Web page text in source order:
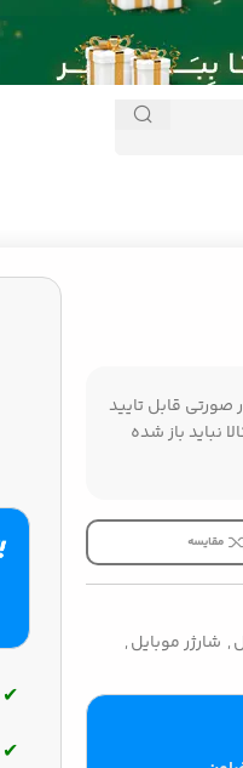
صورتی قابل تایید
نباید باز شده
مقایسه
, شارژر موبایل,
✔‌
✔‌